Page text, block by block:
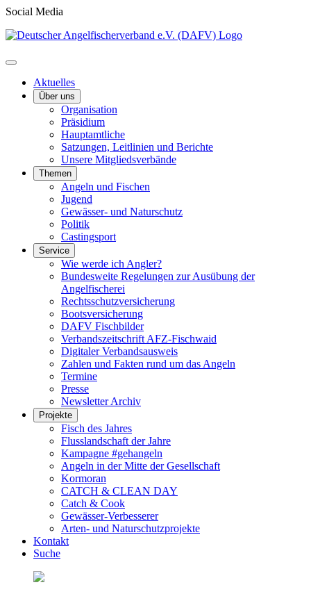
Social Media
Aktuelles
Über uns
Organisation
Präsidium
Hauptamtliche
Satzungen, Leitlinien und Berichte
Unsere Mitgliedsverbände
Themen
Angeln und Fischen
Jugend
Gewässer- und Naturschutz
Politik
Castingsport
Service
Wie werde ich Angler?
Bundesweite Regelungen zur Ausübung der
Angelfischerei
Rechtsschutzversicherung
Bootsversicherung
DAFV Fischbilder
Verbandszeitschrift AFZ-Fischwaid
Digitaler Verbandsausweis
Zahlen und Fakten rund um das Angeln
Termine
Presse
Newsletter Archiv
Projekte
Fisch des Jahres
Flusslandschaft der Jahre
Kampagne #gehangeln
Angeln in der Mitte der Gesellschaft
Kormoran
CATCH & CLEAN DAY
Catch & Cook
Gewässer-Verbesserer
Arten- und Naturschutzprojekte
Kontakt
Suche